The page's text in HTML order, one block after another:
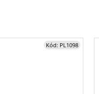
Kód: PL1098